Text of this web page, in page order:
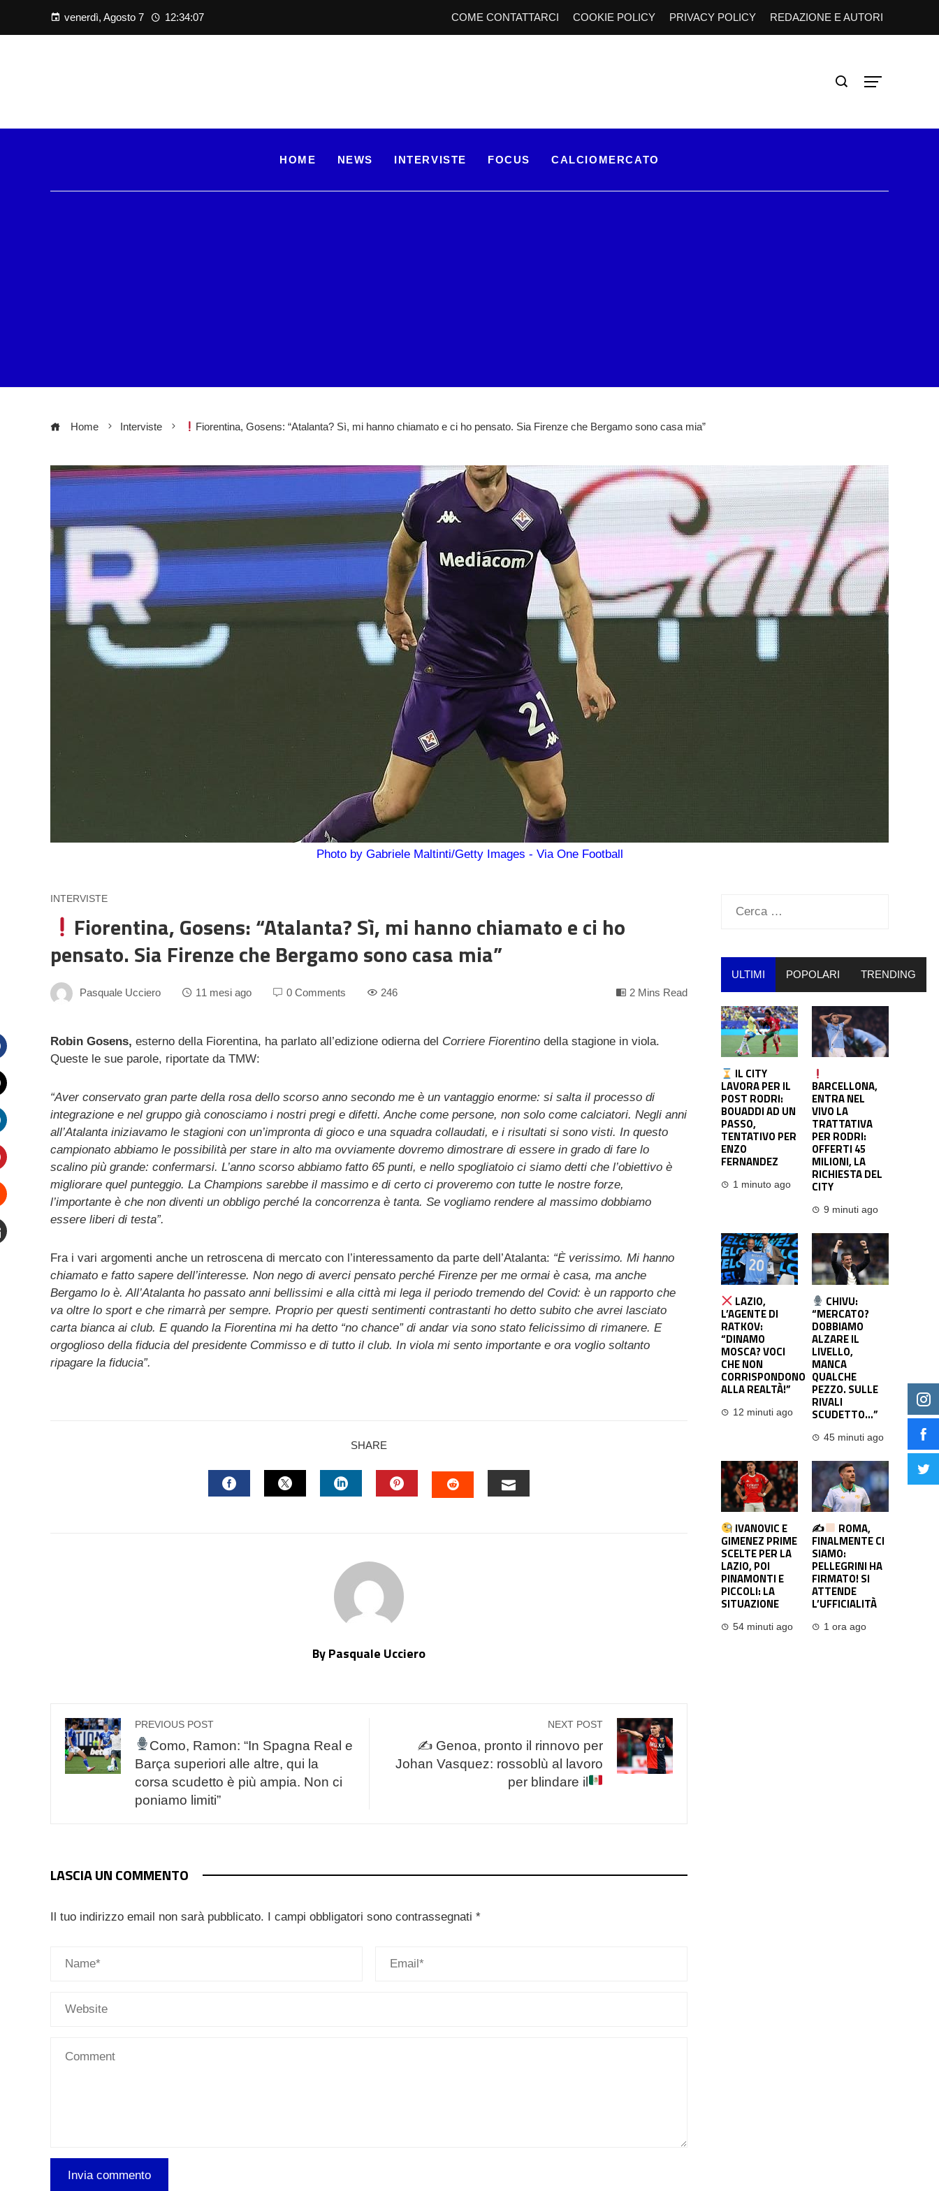
venerdì, Agosto 7 12:34:08 COME CONTATTARCI COOKIE POLICY PRIVACY POLICY REDAZIONE E AUTORI
HOME NEWS INTERVISTE FOCUS CALCIOMERCATO
Home Interviste Fiorentina, Gosens: “Atalanta? Sì, mi hanno chiamato e ci ho pensato. Sia Firenze che Bergamo sono casa mia”
Photo by Gabriele Maltinti/Getty Images - Via One Football
INTERVISTE
Fiorentina, Gosens: “Atalanta? Sì, mi hanno chiamato e ci ho
pensato. Sia Firenze che Bergamo sono casa mia”
Pasquale Ucciero 11 mesi ago 0 Comments 246 2 Mins Read
Robin Gosens, esterno della Fiorentina, ha parlato all’edizione odierna del Corriere Fiorentino della stagione in viola.
Queste le sue parole, riportate da TMW:
“Aver conservato gran parte della rosa dello scorso anno secondo me è un vantaggio enorme: si salta il processo di
integrazione e nel gruppo già conosciamo i nostri pregi e difetti. Anche come persone, non solo come calciatori. Negli anni
all’Atalanta iniziavamo le stagioni con un’impronta di gioco e una squadra collaudati, e i risultati si sono visti. In questo
campionato abbiamo le possibilità per stare in alto ma ovviamente dovremo dimostrare di essere in grado di fare lo
scalino più grande: confermarsi. L’anno scorso abbiamo fatto 65 punti, e nello spogliatoio ci siamo detti che l’obiettivo è
migliorare quel punteggio. La Champions sarebbe il massimo e di certo ci proveremo con tutte le nostre forze,
l’importante è che non diventi un obbligo perché la concorrenza è tanta. Se vogliamo rendere al massimo dobbiamo
essere liberi di testa”.
Fra i vari argomenti anche un retroscena di mercato con l’interessamento da parte dell’Atalanta: “È verissimo. Mi hanno
chiamato e fatto sapere dell’interesse. Non nego di averci pensato perché Firenze per me ormai è casa, ma anche
Bergamo lo è. All’Atalanta ho passato anni bellissimi e alla città mi lega il periodo tremendo del Covid: è un rapporto che
va oltre lo sport e che rimarrà per sempre. Proprio per questi sentimenti contrastanti ho detto subito che avrei lasciato
carta bianca ai club. E quando la Fiorentina mi ha detto “no chance” di andar via sono stato felicissimo di rimanere. E
orgoglioso della fiducia del presidente Commisso e di tutto il club. In viola mi sento importante e ora voglio soltanto
ripagare la fiducia”.
SHARE
By Pasquale Ucciero
PREVIOUS POST
Como, Ramon: “In Spagna Real e
Barça superiori alle altre, qui la
corsa scudetto è più ampia. Non ci
poniamo limiti”
NEXT POST
✍ Genoa, pronto il rinnovo per
Johan Vasquez: rossoblù al lavoro
per blindare il
LASCIA UN COMMENTO
Il tuo indirizzo email non sarà pubblicato. I campi obbligatori sono contrassegnati *
Ricerca
ULTIMI POPOLARI TRENDING
IL CITY
LAVORA PER IL
POST RODRI:
BOUADDI AD UN
PASSO,
TENTATIVO PER
ENZO
FERNANDEZ
1 minuto ago
BARCELLONA,
ENTRA NEL
VIVO LA
TRATTATIVA
PER RODRI:
OFFERTI 45
MILIONI, LA
RICHIESTA DEL
CITY
9 minuti ago
LAZIO,
L’AGENTE DI
RATKOV:
“DINAMO
MOSCA? VOCI
CHE NON
CORRISPONDONO
ALLA REALTÀ!”
12 minuti ago
CHIVU:
“MERCATO?
DOBBIAMO
ALZARE IL
LIVELLO,
MANCA
QUALCHE
PEZZO. SULLE
RIVALI
SCUDETTO…”
45 minuti ago
IVANOVIC E
GIMENEZ PRIME
SCELTE PER LA
LAZIO, POI
PINAMONTI E
PICCOLI: LA
SITUAZIONE
54 minuti ago
✍ ROMA,
FINALMENTE CI
SIAMO:
PELLEGRINI HA
FIRMATO! SI
ATTENDE
L’UFFICIALITÀ
1 ora ago